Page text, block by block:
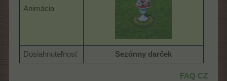
Animácia
Dosiahnuteľnosť Sezónny darček
FAQ CZ